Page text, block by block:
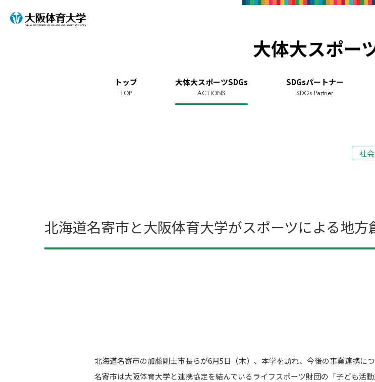
大体大スポー
トップ
TOP
大体大スポーツSDGs
ACTIONS
SDGsパートナー
SDGs Partner
社
北海道名寄市と大阪体育大学がスポーツによる地方
北海道名寄市の加藤剛士市長らが6月5日（木）、本学を訪れ、今後の事業連携につ
名寄市は大阪体育大学と連携協定を結んでいるライフスポーツ財団の「子ども活